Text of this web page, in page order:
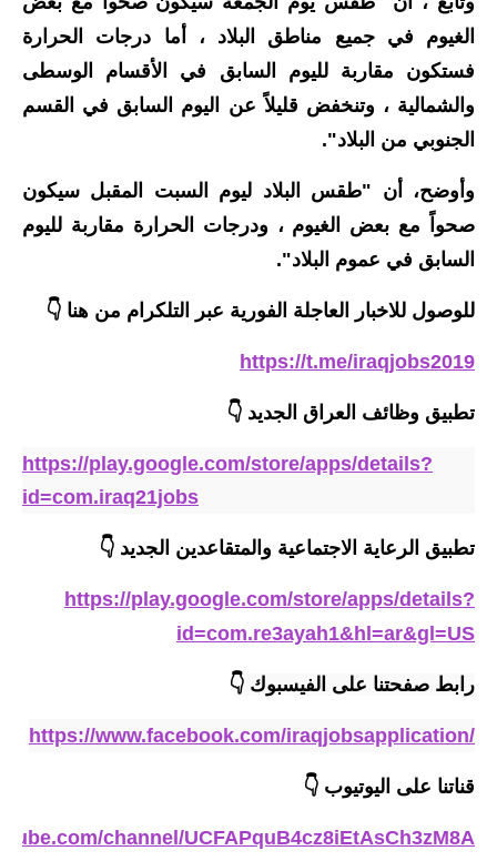
مرشحات
المرحلة الابتدائية
المرحلة المتوسطة
المرحلة الاعدادية
كتب مدرسية
المرحلة المتوسطة
المرحلة الابتدائية
المرحلة المتوسطة
دروس
المرحلة المتوسطة
مواضيع انشاء
الغيوم في جميع مناطق البلاد ، أما درجات الحرارة
فستكون مقاربة لليوم السابق في الأقسام الوسطى
والشمالية ، وتنخفض قليلاً عن اليوم السابق في القسم
الجنوبي من البلاد".
وأوضح، أن "طقس البلاد ليوم السبت المقبل سيكون
صحواً مع بعض الغيوم ، ودرجات الحرارة مقاربة لليوم
السابق في عموم البلاد".
للوصول للاخبار العاجلة الفورية عبر التلكرام من هنا 👇
https://t.me/iraqjobs2019
تطبيق وظائف العراق الجديد 👇
https://play.google.com/store/apps/details?
id=com.iraq21jobs
تطبيق الرعاية الاجتماعية والمتقاعدين الجديد 👇
https://play.google.com/store/apps/details?
id=com.re3ayah1&hl=ar&gl=US
رابط صفحتنا على الفيسبوك 👇
https://www.facebook.com/iraqjobsapplication/
قناتنا على اليوتيوب 👇
channel/UCFAPquB4cz8iEtAsCh3zM8A